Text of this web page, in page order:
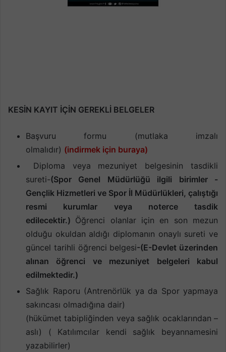
KESİN KAYIT İÇİN GEREKLİ BELGELER
Başvuru formu (mutlaka imzalı
olmalıdır) (indirmek için buraya)
Diploma veya mezuniyet belgesinin tasdikli
sureti-(Spor Genel Müdürlüğü ilgili birimler -
Gençlik Hizmetleri ve Spor İl Müdürlükleri, çalıştığı
resmi kurumlar veya noterce tasdik
edilecektir.) Öğrenci olanlar için en son mezun
olduğu okuldan aldığı diplomanın onaylı sureti ve
güncel tarihli öğrenci belgesi-(E-Devlet üzerinden
alınan öğrenci ve mezuniyet belgeleri kabul
edilmektedir.)
Sağlık Raporu (Antrenörlük ya da Spor yapmaya
sakıncası olmadığına dair)
(hükümet tabipliğinden veya sağlık ocaklarından –
aslı) ( Katılımcılar kendi sağlık beyannamesini
yazabilirler)